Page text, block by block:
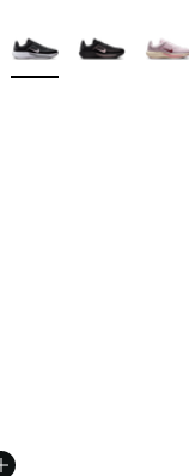
Plus de couleurs